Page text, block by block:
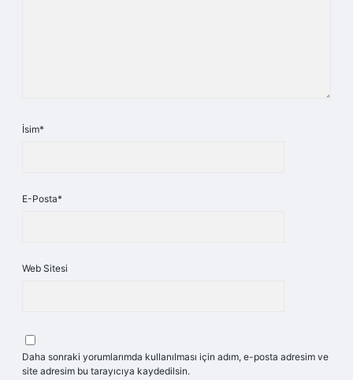
İsim*
E-Posta*
Web Sitesi
Daha sonraki yorumlarımda kullanılması için adım, e-posta adresim ve
site adresim bu tarayıcıya kaydedilsin.